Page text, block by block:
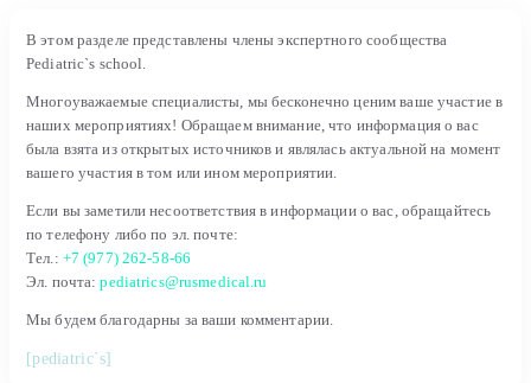
В этом разделе представлены члены экспертного сообщества
Pediatric`s school.
Многоуважаемые специалисты, мы бесконечно ценим ваше участие в
наших мероприятиях! Обращаем внимание, что информация о вас
была взята из открытых источников и являлась актуальной на момент
вашего участия в том или ином мероприятии.
Если вы заметили несоответствия в информации о вас, обращайтесь
по телефону либо по эл. почте:
Тел.: +7 (977) 262-58-66
Эл. почта:pediatrics@rusmedical.ru
Мы будем благодарны за ваши комментарии.
[pediatric`s]